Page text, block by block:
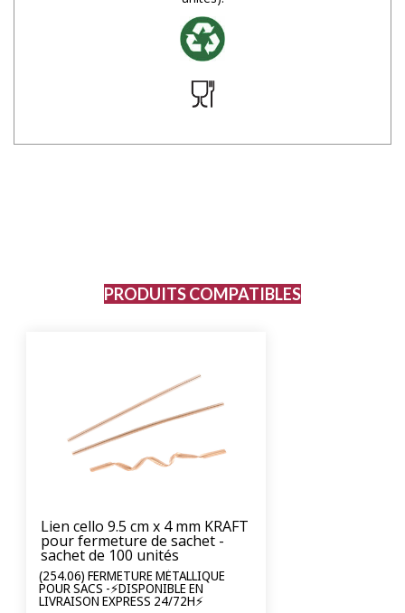
PRODUITS COMPATIBLES
Lien cello 9.5 cm x 4 mm KRAFT
pour fermeture de sachet -
sachet de 100 unités
(254.06) FERMETURE MÉTALLIQUE
POUR SACS -⚡DISPONIBLE EN
LIVRAISON EXPRESS 24/72H⚡